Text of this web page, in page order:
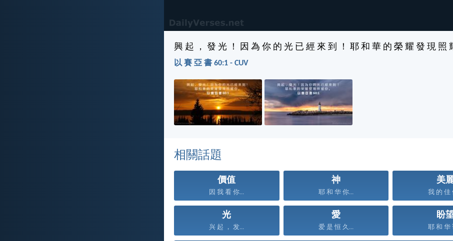
興 起 ， 發 光 ！ 因 為 你 的 光 已 經 來 到 ！ 耶 和 華 的 榮 耀 發 現 照
以 賽 亞 書 60:1 - CUV
相關話題
價值
因 我 看 你...
神
耶 和 华 你...
美
我 的 佳
光
兴 起 ， 发...
愛
爱 是 恒 久...
盼
耶 和 华